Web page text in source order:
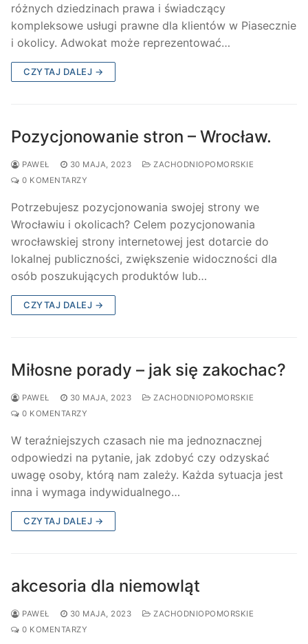
różnych dziedzinach prawa i świadczący
kompleksowe usługi prawne dla klientów w Piasecznie
i okolicy. Adwokat może reprezentować…
CZYTAJ DALEJ →
Pozycjonowanie stron – Wrocław.
PAWEŁ 30 MAJA, 2023
ZACHODNIOPOMORSKIE
0 KOMENTARZY
Potrzebujesz pozycjonowania swojej strony we
Wrocławiu i okolicach? Celem pozycjonowania
wrocławskiej strony internetowej jest dotarcie do
lokalnej publiczności, zwiększenie widoczności dla
osób poszukujących produktów lub…
CZYTAJ DALEJ →
Miłosne porady – jak się zakochac?
PAWEŁ 30 MAJA, 2023
ZACHODNIOPOMORSKIE
0 KOMENTARZY
W teraźniejszych czasach nie ma jednoznacznej
odpowiedzi na pytanie, jak zdobyć czy odzyskać
uwagę osoby, którą nam zależy. Każda sytuacja jest
inna i wymaga indywidualnego…
CZYTAJ DALEJ →
akcesoria dla niemowląt
PAWEŁ 30 MAJA, 2023
ZACHODNIOPOMORSKIE
0 KOMENTARZY